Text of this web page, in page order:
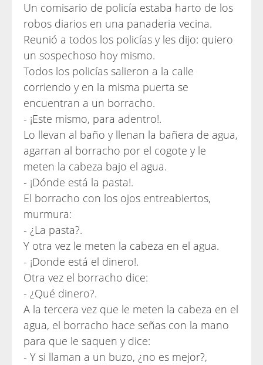
Un comisario de policía estaba harto de los
robos diarios en una panaderia vecina.
Reunió a todos los policías y les dijo: quiero
un sospechoso hoy mismo.
Todos los policías salieron a la calle
corriendo y en la misma puerta se
encuentran a un borracho.
- ¡Este mismo, para adentro!.
Lo llevan al baño y llenan la bañera de agua,
agarran al borracho por el cogote y le
meten la cabeza bajo el agua.
- ¡Dónde está la pasta!.
El borracho con los ojos entreabiertos,
murmura:
- ¿La pasta?.
Y otra vez le meten la cabeza en el agua.
- ¡Donde está el dinero!.
Otra vez el borracho dice:
- ¿Qué dinero?.
A la tercera vez que le meten la cabeza en el
agua, el borracho hace señas con la mano
para que le saquen y dice:
- Y si llaman a un buzo, ¿no es mejor?,